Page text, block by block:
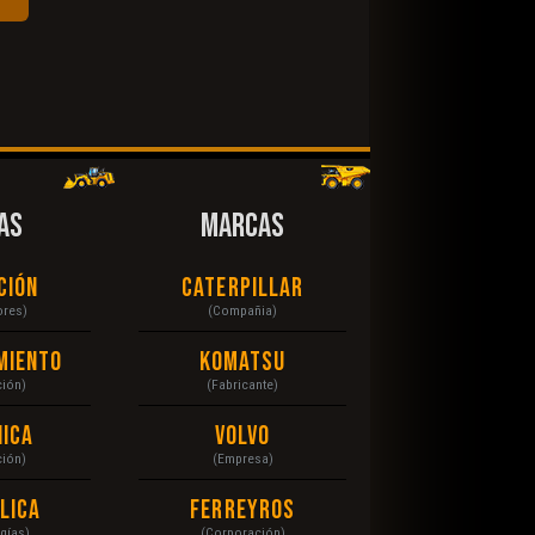
MARCAS
Caterpillar
(Compañia)
Komatsu
(Fabricante)
Volvo
(Empresa)
Ferreyros